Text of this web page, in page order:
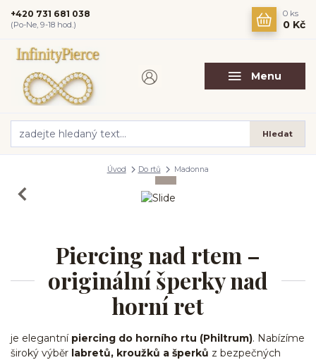
Menu
Hledat
+420 731 681 038
(Po-Ne, 9-18 hod.)
0 ks
0 Kč
Úvod Do rtů Madonna
Piercing nad rtem –
originální šperky nad
horní ret
je elegantní piercing do horního rtu (Philtrum). Nabízíme
široký výběr labretů, kroužků a šperků z bezpečných